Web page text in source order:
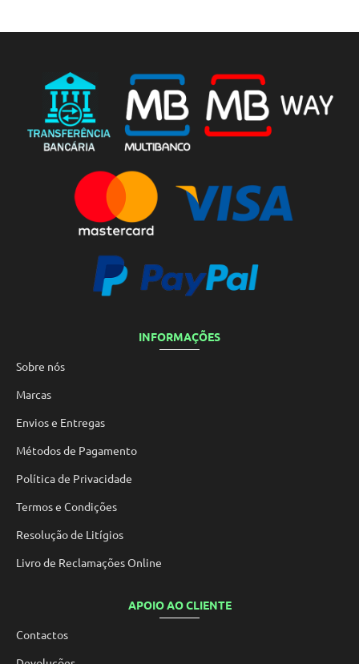
INFORMAÇÕES
Sobre nós
Marcas
Envios e Entregas
Métodos de Pagamento
Política de Privacidade
Termos e Condições
Resolução de Litígios
Livro de Reclamações Online
APOIO AO CLIENTE
Contactos